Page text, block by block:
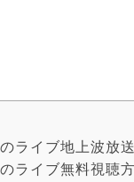
ライブ地上波放
ライブ無料視聴